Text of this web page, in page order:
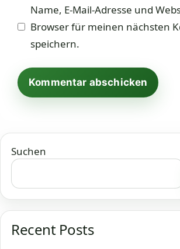
Name, E-Mail-Adresse und
Browser für meinen nächsten
speichern.
Suchen
Recent Posts